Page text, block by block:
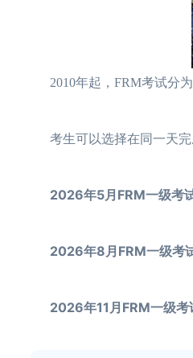
2010年起，FRM考试分为
考生可以选择在同一天完
2026年5月FRM一级考
2026年8月FRM一级考
2026年11月FRM一级